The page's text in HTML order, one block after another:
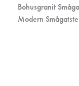
Bohusgranit
Modern